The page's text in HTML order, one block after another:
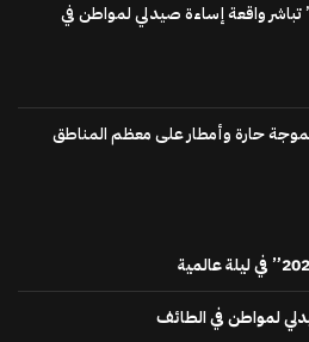
واقعة إساءة صيدلي لمواطن في
حارة وأمطار على معظم المناطق
لمواطن في الطائف